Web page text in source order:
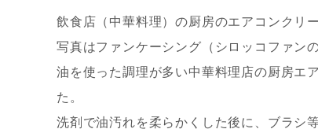
飲食店（中華料理）の厨房のエアコンクリ
写真はファンケーシング（シロッコファン
油を使った調理が多い中華料理店の厨房エ
た。
洗剤で油汚れを柔らかくした後に、ブラシ